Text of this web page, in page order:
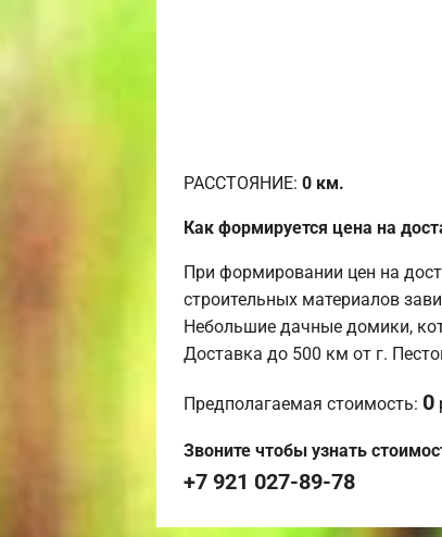
РАССТОЯНИЕ: 0 км.
Как формируется цена на
При формировании цен на
строительных материалов
Небольшие дачные домики,
Доставка до 500 км от г.
Предполагаемая стоимость: 0
Звоните чтобы узнать
+7 921 027-89-78